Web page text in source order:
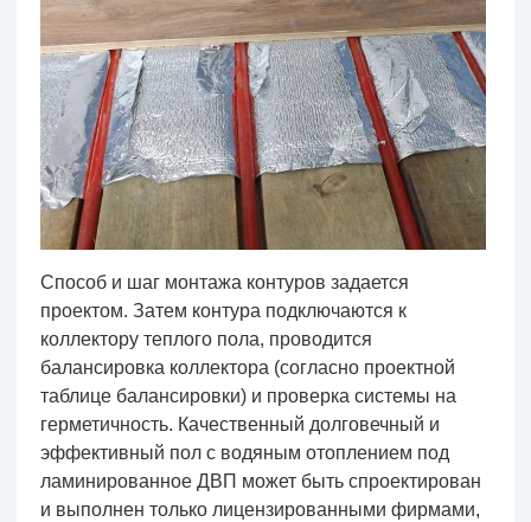
Способ и шаг монтажа контуров задается
проектом. Затем контура подключаются к
коллектору теплого пола, проводится
балансировка коллектора (согласно проектной
таблице балансировки) и проверка системы на
герметичность. Качественный долговечный и
эффективный пол с водяным отоплением под
ламинированное ДВП может быть спроектирован
и выполнен только лицензированными фирмами,